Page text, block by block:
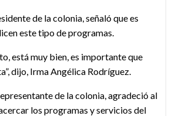
de la colonia, señaló que es
este tipo de programas.
está muy bien, es importante que
dijo, Irma Angélica Rodríguez.
de la colonia, agradeció al
los programas y servicios del